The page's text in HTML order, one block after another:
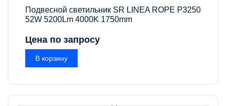
Подвесной светильник SR LINEA ROPE P3250
52W 5200Lm 4000K 1750mm
Цена по запросу
В корзину